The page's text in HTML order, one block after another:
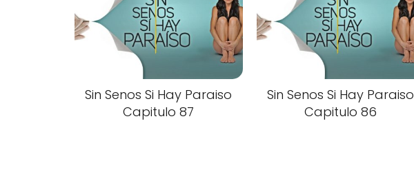
Sin Senos Si Hay Paraiso
Capitulo 87
Sin Senos Si Hay Paraiso
Capitulo 86